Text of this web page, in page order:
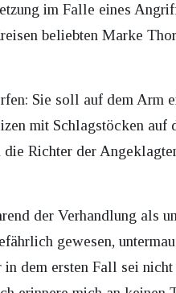
im Falle eines
beliebten Marke
Sie soll auf dem Arm
mit Schlagstöcken auf
Richter der
der Verhandlung als
gewesen,
dem ersten Fall sei